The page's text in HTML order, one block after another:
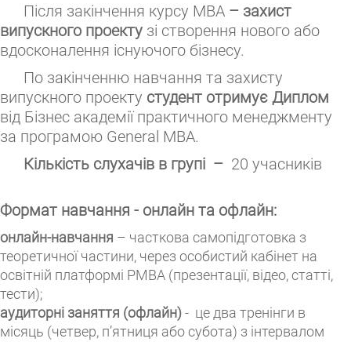
Після закінчення курсу МВА – захист
випускного проекту зі створення нового або
вдосконалення існуючого бізнесу.
По закінченню навчання та захисту
випускного проекту студент отримує Диплом
від Бізнес академії практичного менеджменту
за програмою General МВА.
Кількість слухачів в групі – 20 учасників
Формат навчання - онлайн та офлайн:
онлайн-навчання – часткова самопідготовка з
теоретичної частини, через особистий кабінет на
освітній платформі РМВА (презентації, відео, статті,
тести);
аудиторні заняття (офлайн)- це два тренінги в
місяць (четвер, п’ятниця або субота) з інтервалом